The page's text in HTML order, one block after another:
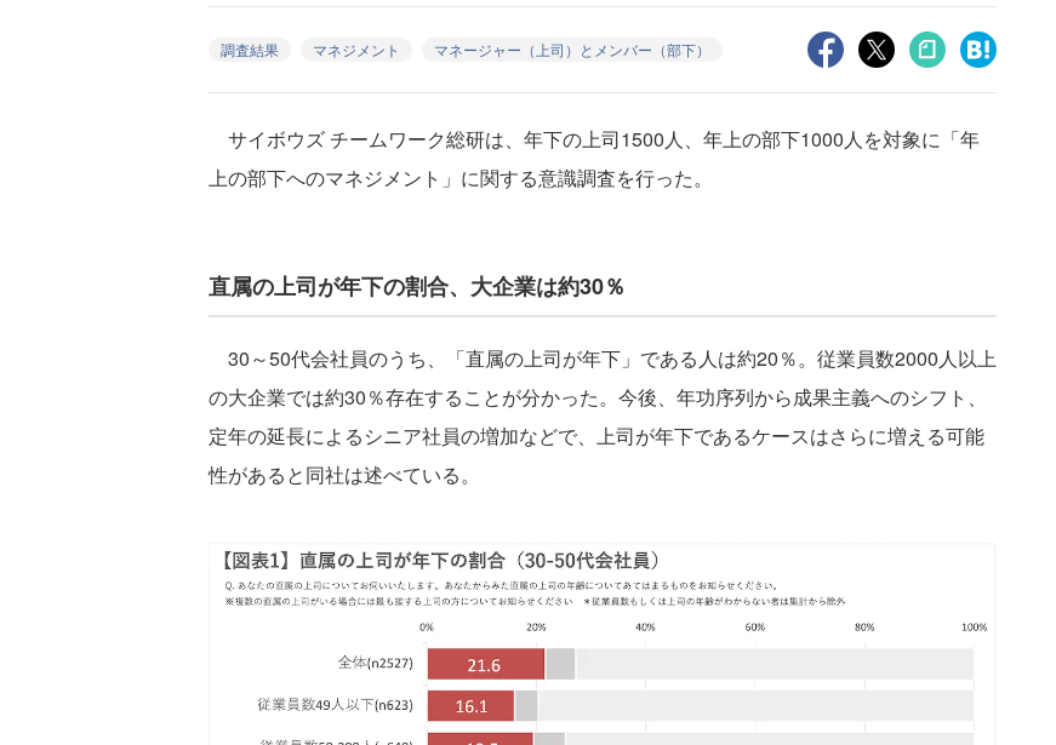
調査結果 マネジメント マネージャー（上司）とメンバー（部下）
サイボウズ チームワーク総研は、年下の上司1500人、年上の部下1000人を対象に「年
上の部下へのマネジメント」に関する意識調査を行った。
直属の上司が年下の割合、大企業は約30％
30～50代会社員のうち、「直属の上司が年下」である人は約20％。従業員数2000人以上
の大企業では約30％存在することが分かった。今後、年功序列から成果主義へのシフト、
定年の延長によるシニア社員の増加などで、上司が年下であるケースはさらに増える可能
性があると同社は述べている。